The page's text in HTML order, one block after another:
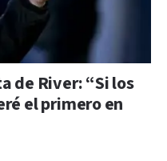
de River: “Si los
el primero en